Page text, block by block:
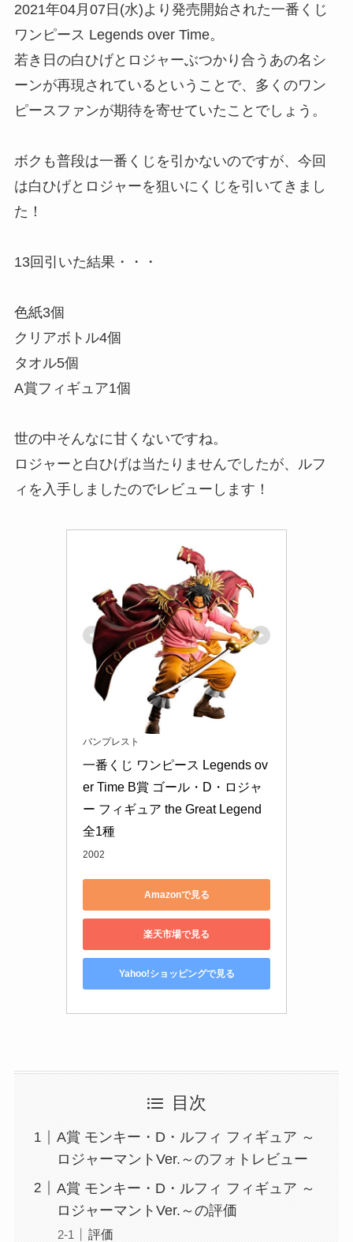
2021年04月07日(水)より発売開始された一番くじ
ワンピース Legends over Time。
若き日の白ひげとロジャーぶつかり合うあの名シ
ーンが再現されているということで、多くのワン
ピースファンが期待を寄せていたことでしょう。
ボクも普段は一番くじを引かないのですが、今回
は白ひげとロジャーを狙いにくじを引いてきまし
た！
13回引いた結果・・・
色紙3個
クリアボトル4個
タオル5個
A賞フィギュア1個
世の中そんなに甘くないですね。
ロジャーと白ひげは当たりませんでしたが、ルフ
ィを入手しましたのでレビューします！
バンプレスト
一番くじ ワンピース Legends ov
er Time B賞 ゴール・D・ロジャ
ー フィギュア the Great Legend
全1種
2002
Amazonで見る
楽天市場で見る
Yahoo!ショッピングで見る
目次
A賞 モンキー・D・ルフィ フィギュア ～
ロジャーマントVer.～のフォトレビュー
A賞 モンキー・D・ルフィ フィギュア ～
ロジャーマントVer.～の評価
評価